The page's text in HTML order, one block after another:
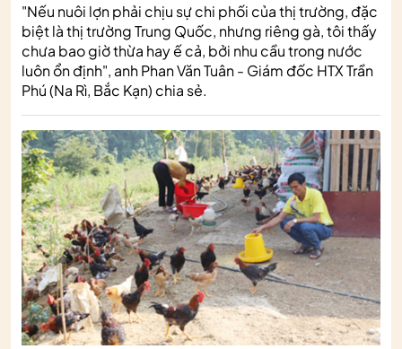
"Nếu nuôi lợn phải chịu sự chi phối của thị trường, đặc
biệt là thị trường Trung Quốc, nhưng riêng gà, tôi thấy
chưa bao giờ thừa hay ế cả, bởi nhu cầu trong nước
luôn ổn định", anh Phan Văn Tuân - Giám đốc HTX Trần
Phú (Na Rì, Bắc Kạn) chia sẻ.